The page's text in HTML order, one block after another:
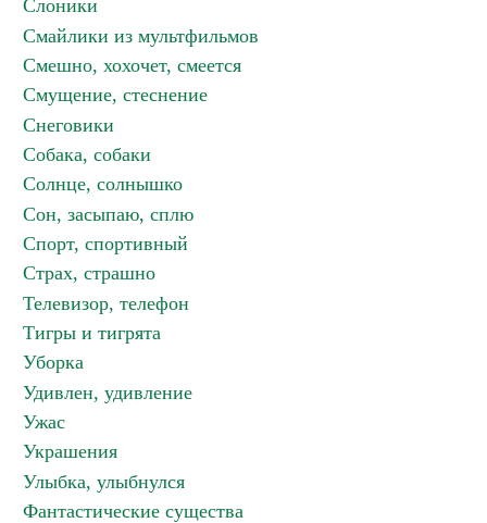
Слоники
Смайлики из мультфильмов
Смешно, хохочет, смеется
Смущение, стеснение
Снеговики
Собака, собаки
Солнце, солнышко
Сон, засыпаю, сплю
Спорт, спортивный
Страх, страшно
Телевизор, телефон
Тигры и тигрята
Уборка
Удивлен, удивление
Ужас
Украшения
Улыбка, улыбнулся
Фантастические существа